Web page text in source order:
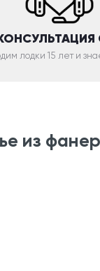
лодки 15 лет и
из